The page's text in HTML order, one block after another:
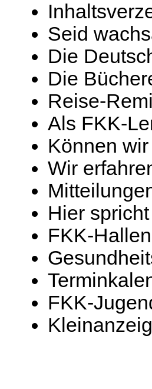
Seid
Die
Die
Reise-
Als FKK-
Können
Wir
Hier
FKK-
FKK-